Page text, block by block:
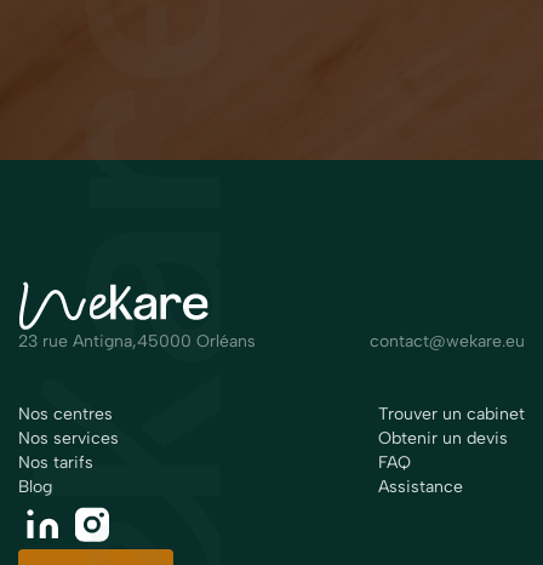
23 rue Antigna,45000 Orléans contact@wekare.eu
Nos centres
Nos services
Nos tarifs
Blog
Trouver un cabinet
Obtenir un devis
FAQ
Assistance